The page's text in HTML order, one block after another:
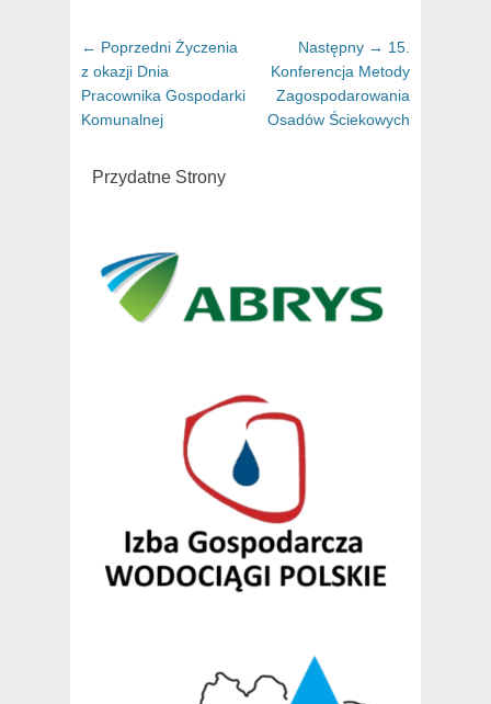
Nawigacja
wpisu
← Poprzedni Poprzedni
Życzenia
z okazji Dnia
Pracownika Gospodarki
Komunalnej
Następny → Następny
artykuł:
15.
Konferencja Metody
Zagospodarowania
Osadów Ściekowych
Przydatne Strony